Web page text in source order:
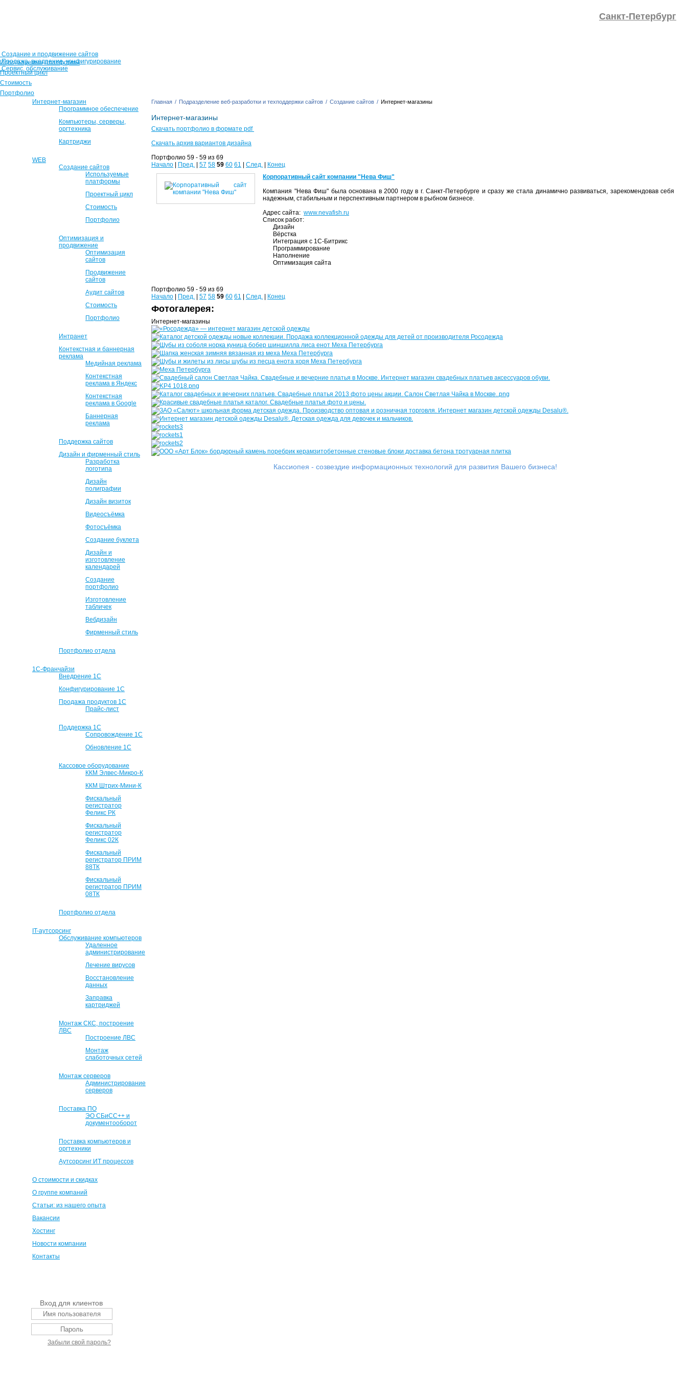
Санкт-Петербург
Создание и продвижение сайтов
Продажа, внедрение, конфигурирование
Сервис, обслуживание
Используемые платформы
Проектный цикл
Стоимость
Портфолио
Интернет-магазин
Программное обеспечение
Компьютеры, серверы,
оргтехника
Картриджи
WEB
Создание сайтов
Используемые
платформы
Проектный цикл
Стоимость
Портфолио
Оптимизация и
продвижение
Оптимизация
сайтов
Продвижение
сайтов
Аудит сайтов
Стоимость
Портфолио
Интранет
Контекстная и баннерная
реклама
Медийная реклама
Контекстная
реклама в Яндекс
Контекстная
реклама в Google
Баннерная
реклама
Поддержка сайтов
Дизайн и фирменный стиль
Разработка
логотипа
Дизайн
полиграфии
Дизайн визиток
Видеосъёмка
Фотосъёмка
Создание буклета
Дизайн и
изготовление
календарей
Создание
портфолио
Изготовление
табличек
Вебдизайн
Фирменный стиль
Портфолио отдела
1С-Франчайзи
Внедрение 1С
Конфигурирование 1С
Продажа продуктов 1С
Прайс-лист
Поддержка 1С
Сопровождение 1С
Обновление 1С
Кассовое оборудование
ККМ Элвес-Микро-К
ККМ Штрих-Мини-К
Фискальный
регистратор
Феликс РК
Фискальный
регистратор
Феликс 02К
Фискальный
регистратор ПРИМ
88ТК
Фискальный
регистратор ПРИМ
08ТК
Портфолио отдела
IT-аутсорсинг
Обслуживание компьютеров
Удаленное
администрирование
Лечение вирусов
Восстановление
данных
Заправка
картриджей
Монтаж СКС, построение
ЛВС
Построение ЛВС
Монтаж
слаботочных сетей
Монтаж серверов
Администрирование
серверов
Поставка ПО
ЭО СБиСС++ и
документооборот
Поставка компьютеров и
оргтехники
Аутсорсинг ИТ процессов
О стоимости и скидках
О группе компаний
Статьи: из нашего опыта
Вакансии
Хостинг
Новости компании
Контакты
Вход для клиентов
Забыли свой пароль?
Главная / Подразделение веб-разработки и техподдержки сайтов / Создание сайтов / Интернет-магазины
Интернет-магазины
Скачать портфолио в формате pdf
Скачать архив вариантов дизайна
Портфолио 59 - 59 из 69
Начало
Пред. 57 58 59 60 61 След.
Конец
Корпоративный сайт компании "Нева Фиш"
Компания "Нева Фиш" была основана в 2000 году в г. Санкт-Петербурге и сразу же стала динамично развиваться, зарекомендовав себя
надежным, стабильным и перспективным партнером в рыбном бизнесе.
Адрес сайта: www.nevafish.ru
Список работ:
Дизайн
Вёрстка
Интеграция с 1С-Битрикс
Программирование
Наполнение
Оптимизация сайта
Портфолио 59 - 59 из 69
Начало
Пред. 57 58 59 60 61 След. Конец
Фотогалерея:
Интернет-магазины
Кассиопея - созвездие информационных технологий для развития Вашего бизнеса!